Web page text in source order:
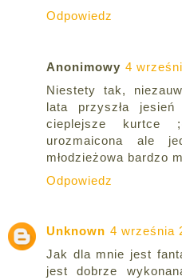
Odpowiedz
Anonimowy 4
Niestety tak,
lata przyszła
cieplejsze
urozmaicona ale
młodzieżowa bardzo
Odpowiedz
Unknown 4 września
Jak dla mnie jest
jest dobrze